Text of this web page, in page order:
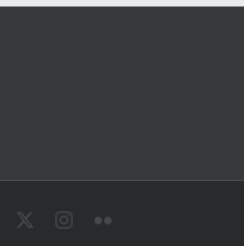
Facebook Instagram
Flickr